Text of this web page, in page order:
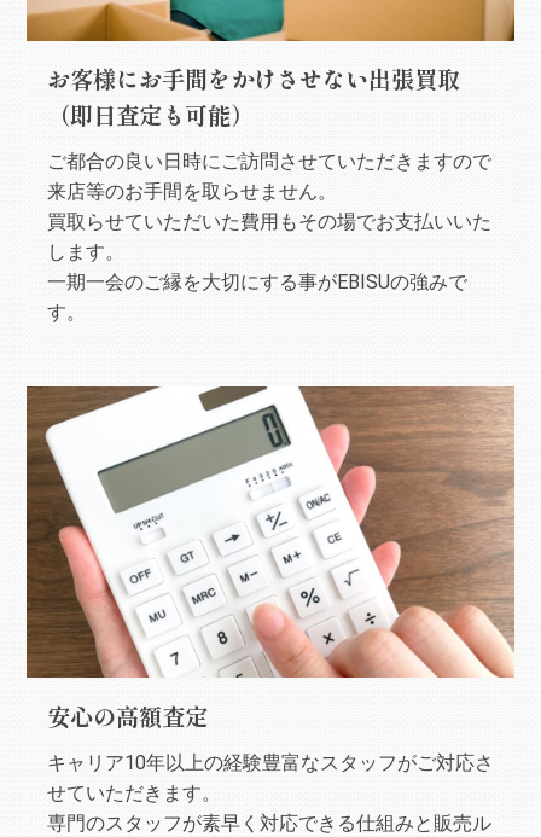
お客様にお手間をかけさせない出張買取
（即日査定も可能）
ご都合の良い日時にご訪問させていただきますので
来店等のお手間を取らせません。
買取らせていただいた費用もその場でお支払いいた
します。
一期一会のご縁を大切にする事がEBISUの強みで
す。
安心の高額査定
キャリア10年以上の経験豊富なスタッフがご対応さ
せていただきます。
専門のスタッフが素早く対応できる仕組みと販売ル